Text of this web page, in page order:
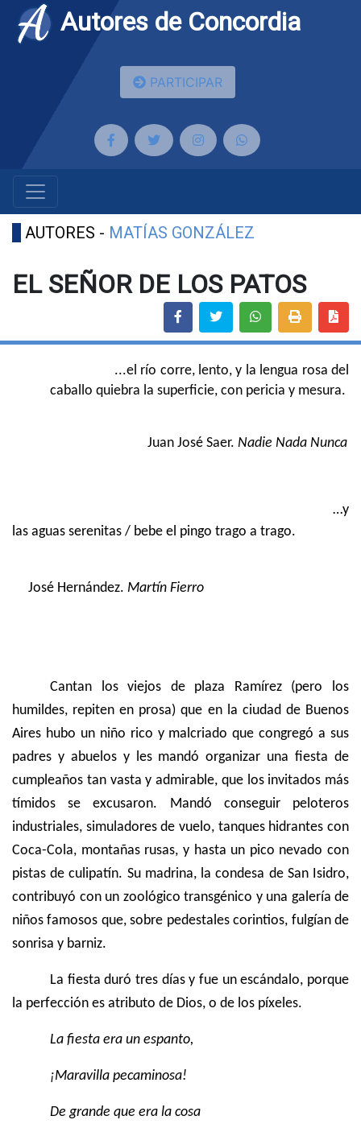
Autores de Concordia
PARTICIPAR
AUTORES - MATÍAS GONZÁLEZ
EL SEÑOR DE LOS PATOS
...el río corre, lento, y la lengua rosa del
caballo quiebra la superficie, con pericia y mesura.
Juan José Saer. Nadie Nada Nunca
…y
las aguas serenitas / bebe el pingo trago a trago.
José Hernández. Martín Fierro
Cantan los viejos de plaza Ramírez (pero los
humildes, repiten en prosa) que en la ciudad de Buenos
Aires hubo un niño rico y malcriado que congregó a sus
padres y abuelos y les mandó organizar una fiesta de
cumpleaños tan vasta y admirable, que los invitados más
tímidos se excusaron. Mandó conseguir peloteros
industriales, simuladores de vuelo, tanques hidrantes con
Coca-Cola, montañas rusas, y hasta un pico nevado con
pistas de culipatín. Su madrina, la condesa de San Isidro,
contribuyó con un zoológico transgénico y una galería de
niños famosos que, sobre pedestales corintios, fulgían de
sonrisa y barniz.
La fiesta duró tres días y fue un escándalo, porque
la perfección es atributo de Dios, o de los píxeles.
La fiesta era un espanto,
¡Maravilla pecaminosa!
De grande que era la cosa